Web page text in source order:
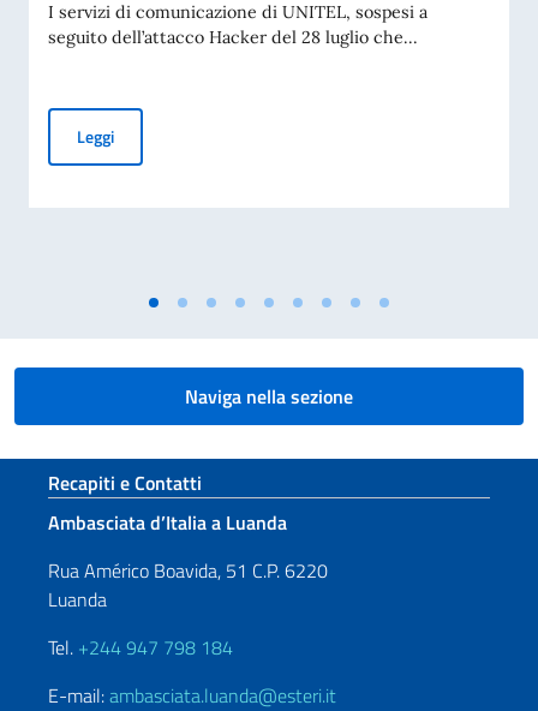
I servizi di comunicazione di UNITEL, sospesi a
seguito dell’attacco Hacker del 28 luglio che...
LeggiANGOLA: TEMPORANEA INTERRUZIONE LINEE
Naviga nella sezione
Sezione footer
Recapiti e Contatti
Ambasciata d’Italia a Luanda
Rua Américo Boavida, 51 C.P. 6220
Luanda
Tel. +244 947 798 184
E-mail:ambasciata.luanda@esteri.it